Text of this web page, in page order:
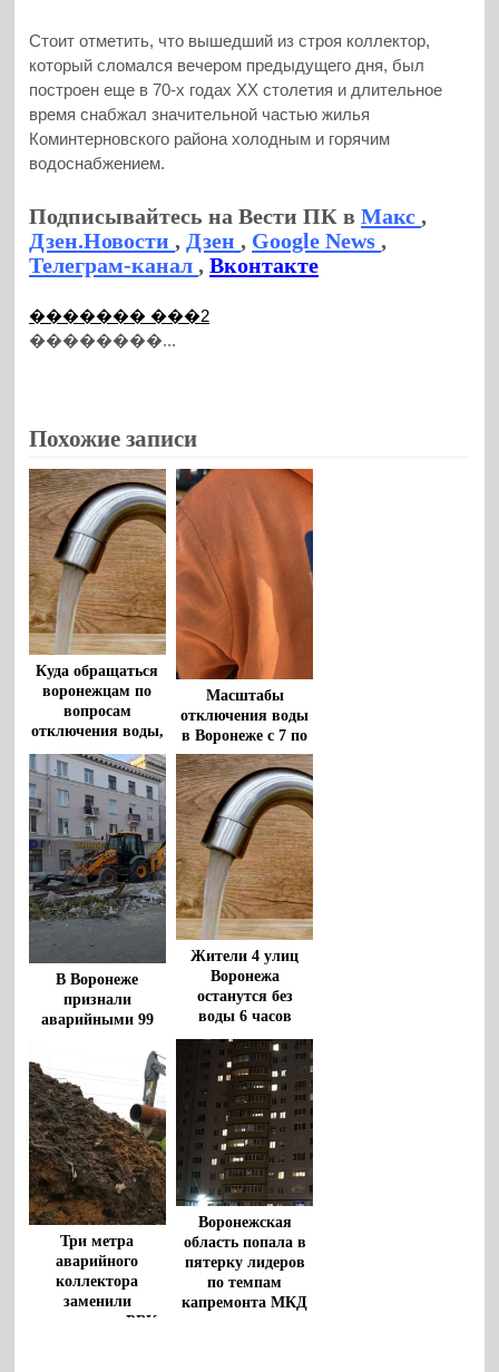
Стоит отметить, что вышедший из строя коллектор,
который сломался вечером предыдущего дня, был
построен еще в 70-х годах XX столетия и длительное
время снабжал значительной частью жилья
Коминтерновского района холодным и горячим
водоснабжением.
Подписывайтесь на Вести ПК вМакс,
Дзен.Новости, Дзен, Google News,
Телеграм-канал,Вконтакте
������� ���2
��������...
Похожие записи
Куда обращаться
воронежцам по
вопросам
отключения воды,
разъяснили в
водоканале
Масштабы
отключения воды
в Воронеже с 7 по
9 августа
уточнили в
водоканале
В Воронеже
признали
аварийными 99
Жители 4 улиц
Воронежа
останутся без
воды 6 часов
Три метра
аварийного
коллектора
заменили
сотрудники «РВК-
Воронежская
область попала в
пятерку лидеров
по темпам
капремонта МКД